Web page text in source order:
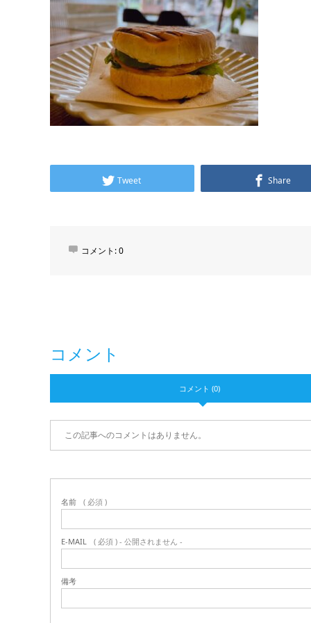
Tweet Share
コメント:0
コメント
コメント (0)
この記事へのコメントはありません。
名前 ( 必須 )
E-MAIL ( 必須 ) - 公開されません -
備考